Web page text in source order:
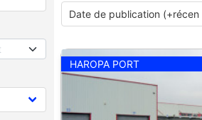
HAROPA PORT